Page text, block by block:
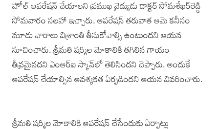
హోల్‌ ఆపరేషన్‌ చేయాలని ప్రముఖ వైద్యుడు డాక్టర్‌ సోమశేఖర్‌రెడ్డి
సోమవారం సలహా ఇచ్చారు. ఆపరేషన్‌ తరువాత ఆమె కనీసం
మూడు వారాలు విశ్రాంతి తీసుకోవాల్సి ఉంటుందని ఆయన
సూచించారు. శ్రీమతి షర్మిల మోకాలికి తగిలిన గాయం
తీవ్రమైనదని ఎంఆర్‌ఐ స్కాన్‌లో తెలిసిందని చెప్పారు. అందుకే
ఆపరేషన్‌ చేయాల్సిన ఆవశ్యకత ఏర్పడిందని ఆయన వివరించారు.
శ్రీమతి షర్మిల మోకాలికి ఆపరేషన్‌ చేసేందుకు ఏర్పాట్లు